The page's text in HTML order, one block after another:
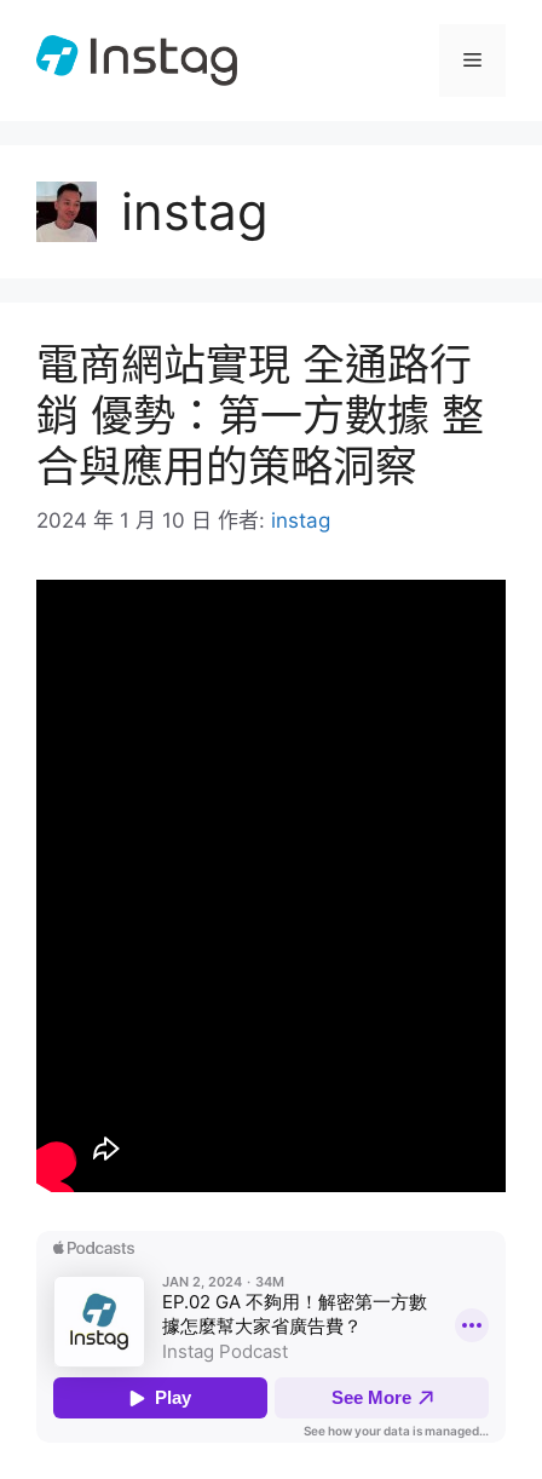
選
instag
電商網站實現 全通路行
銷 優勢：第一方數據 整
合與應用的策略洞察
2024 年 1 月 10 日 作者: instag